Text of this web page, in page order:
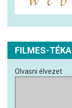
FILMES-TÉKA
Olvasni élvezet